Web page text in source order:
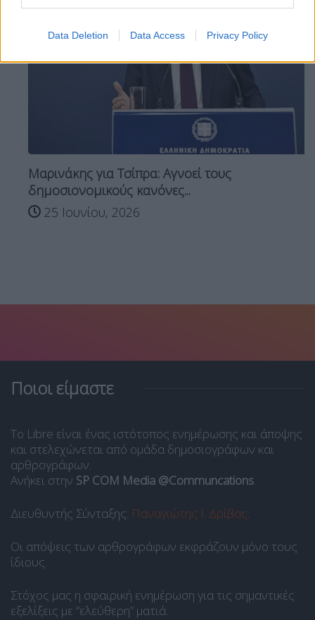
Data Deletion Data Access Privacy Policy
Μαρινάκης για Τσίπρα: Αγνοεί τους
δημοσιονομικούς κανόνες...
25 Ιουνίου, 2026
Ποιοι είμαστε
Το Libre είναι ένας ιστότοπος ενημέρωσης και άποψης
και στελεχώνεται από ομάδα δημοσιογράφων και
αρθρογράφων.
Ανήκει στην SP COM Media @Communcations.
Διευθυντής Σύνταξης: Παναγιώτης Ι. Δρίβας.
Οι απόψεις των αρθρογράφων εκφράζουν μόνο τους
ίδιους.
Στόχος μας η σφαιρική ενημέρωση για τις σημαντικές
εξελίξεις με “ελεύθερη” ματιά.